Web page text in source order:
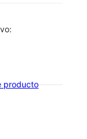
producto